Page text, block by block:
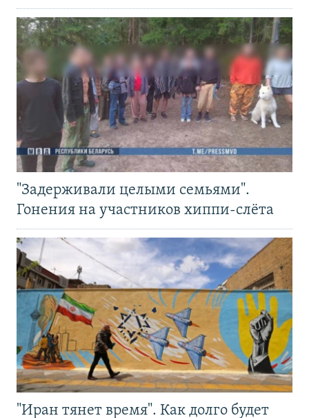
"Задерживали целыми семьями".
Гонения на участников хиппи-слёта
"Иран тянет время". Как долго будет